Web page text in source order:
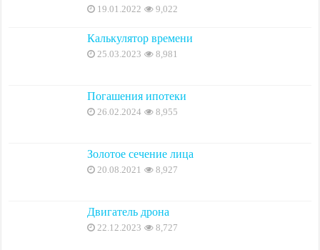
19.01.2022 9,022
Калькулятор времени
25.03.2023 8,981
Погашения ипотеки
26.02.2024 8,955
Золотое сечение лица
20.08.2021 8,927
Двигатель дрона
22.12.2023 8,727